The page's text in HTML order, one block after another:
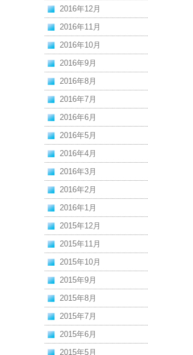
2016年12月
2016年11月
2016年10月
2016年9月
2016年8月
2016年7月
2016年6月
2016年5月
2016年4月
2016年3月
2016年2月
2016年1月
2015年12月
2015年11月
2015年10月
2015年9月
2015年8月
2015年7月
2015年6月
2015年5月